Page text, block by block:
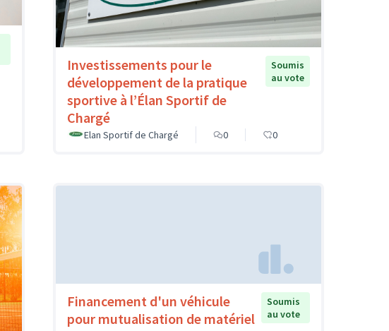
Investissements pour le
développement de la pratique
sportive à l’Élan Sportif de
Chargé
Soumis
au vote
Elan Sportif de Chargé 0 0
Financement d'un véhicule
pour mutualisation de matériel
Soumis
au vote